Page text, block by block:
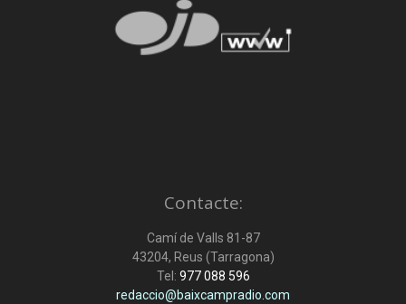
Contacte:
Camí de Valls 81-87
43204, Reus (Tarragona)
Tel: 977 088 596
redaccio@baixcampradio.com